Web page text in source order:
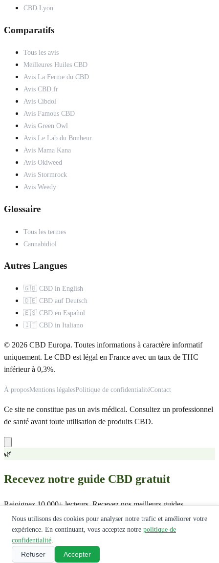
CBD Lyon
Comparatifs
Tous les avis
Meilleures Huiles CBD
Avis La Ferme du CBD
Avis CBD.fr
Avis Cibdol
Avis Famous CBD
Avis Green Owl
Avis Le Lab du Bonheur
Avis Mama Kana
Avis Okiweed
Avis Stormrock
Avis Weedy
Glossaire
Tous les termes
Cannabidiol
Autres Langues
🇬🇧 CBD in English
🇩🇪 CBD auf Deutsch
🇪🇸 CBD en Español
🇮🇹 CBD in Italiano
© 2026 CBD Europa. Toutes informations à caractère informatif
uniquement. Le CBD est légal en France avec un taux de THC
inférieur à 0,3%.
À proposMentions légalesPolitique de confidentialitéContact
Ce site ne constitue pas un avis médical. Consultez un professionnel
de santé avant toute utilisation de produits CBD.
🌿
Recevez notre guide CBD gratuit
Rejoignez 10 000+ lecteurs. Recevez nos meilleurs guides,
comparatifs et offres exclusives.
Pas de spam. Désabonnement en 1 clic.
Nous utilisons des cookies pour analyser notre trafic et améliorer votre
expérience. En continuant, vous acceptez notre politique de
confidentialité.
Refuser Accepter